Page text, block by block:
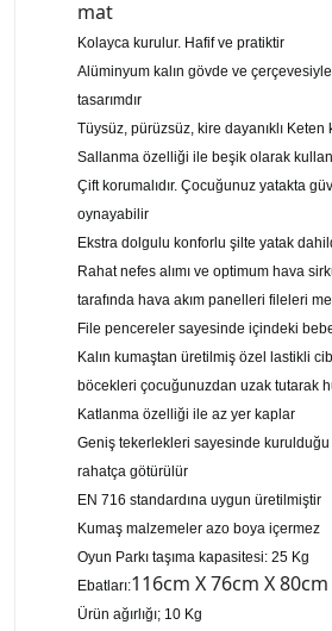
mat
Kolayca kurulur. Hafif ve pratiktir
Alüminyum kalın gövde ve çerçevesiyle
tasarımdır
Tüysüz, pürüzsüz, kire dayanıklı Keten
Sallanma özelliği ile beşik olarak
Çift korumalıdır. Çocuğunuz yatakta
oynayabilir
Ekstra dolgulu konforlu şilte yatak
Rahat nefes alımı ve optimum hava
tarafında hava akım panelleri fileleri
File pencereler sayesinde içindeki
Kalın kumaştan üretilmiş özel lastikli
böcekleri çocuğunuzdan uzak tutarak
Katlanma özelliği ile az yer kaplar
Geniş tekerlekleri sayesinde
rahatça götürülür
EN 716 standardına uygun üretilmiştir
Kumaş malzemeler azo boya içermez
Oyun Parkı taşıma kapasitesi: 25 Kg
Ebatları:116cm X 76cm X 80cm
Ürün ağırlığı; 10 Kg